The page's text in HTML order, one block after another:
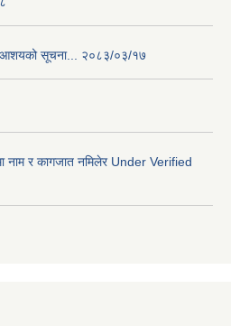
आशयको सूचना... २०८३/०३/१७
नाम र कागजात नमिलेर Under Verified